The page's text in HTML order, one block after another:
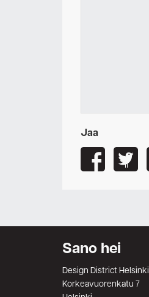
Jaa
Sano hei
Design District Helsinki
Korkeavuorenkatu 7